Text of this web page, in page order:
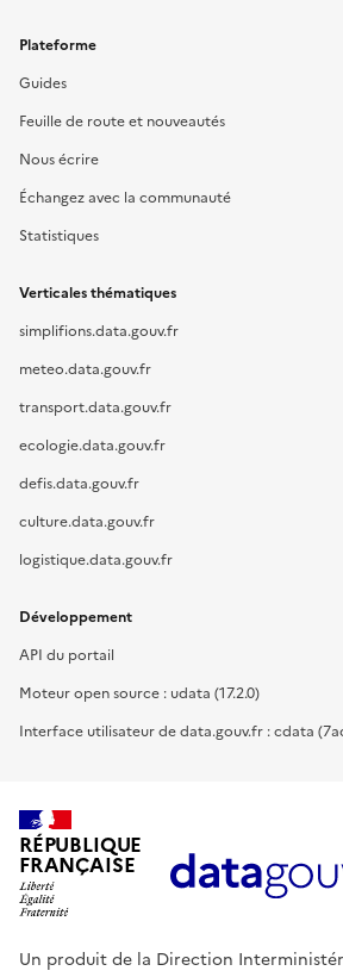
Plateforme
Guides
Feuille de route et nouveautés
Nous écrire
Échangez avec la communauté
Statistiques
Verticales thématiques
simplifions.data.gouv.fr
meteo.data.gouv.fr
transport.data.gouv.fr
ecologie.data.gouv.fr
defis.data.gouv.fr
culture.data.gouv.fr
logistique.data.gouv.fr
Développement
API du portail
Moteur open source : udata (17.2.0)
Interface utilisateur de data.gouv.fr : cdata
RÉPUBLIQUE
FRANÇAISE
Un produit de la Direction